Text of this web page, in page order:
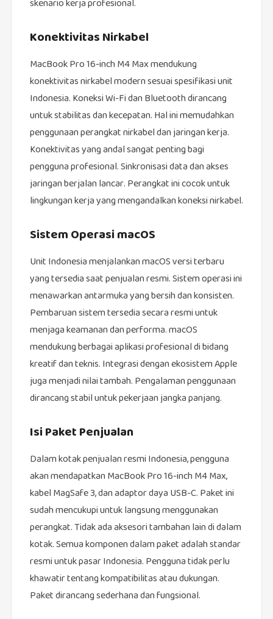
skenario kerja profesional.
Konektivitas Nirkabel
MacBook Pro 16-inch M4 Max mendukung
konektivitas nirkabel modern sesuai spesifikasi unit
Indonesia. Koneksi Wi-Fi dan Bluetooth dirancang
untuk stabilitas dan kecepatan. Hal ini memudahkan
penggunaan perangkat nirkabel dan jaringan kerja.
Konektivitas yang andal sangat penting bagi
pengguna profesional. Sinkronisasi data dan akses
jaringan berjalan lancar. Perangkat ini cocok untuk
lingkungan kerja yang mengandalkan koneksi nirkabel.
Sistem Operasi macOS
Unit Indonesia menjalankan macOS versi terbaru
yang tersedia saat penjualan resmi. Sistem operasi ini
menawarkan antarmuka yang bersih dan konsisten.
Pembaruan sistem tersedia secara resmi untuk
menjaga keamanan dan performa. macOS
mendukung berbagai aplikasi profesional di bidang
kreatif dan teknis. Integrasi dengan ekosistem Apple
juga menjadi nilai tambah. Pengalaman penggunaan
dirancang stabil untuk pekerjaan jangka panjang.
Isi Paket Penjualan
Dalam kotak penjualan resmi Indonesia, pengguna
akan mendapatkan MacBook Pro 16-inch M4 Max,
kabel MagSafe 3, dan adaptor daya USB-C. Paket ini
sudah mencukupi untuk langsung menggunakan
perangkat. Tidak ada aksesori tambahan lain di dalam
kotak. Semua komponen dalam paket adalah standar
resmi untuk pasar Indonesia. Pengguna tidak perlu
khawatir tentang kompatibilitas atau dukungan.
Paket dirancang sederhana dan fungsional.